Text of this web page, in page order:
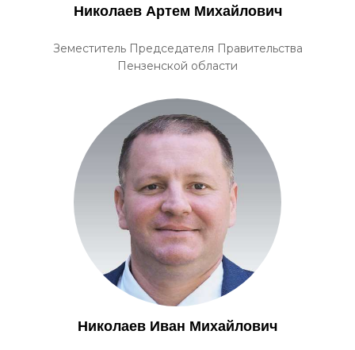
Николаев Артем Михайлович
Земеститель Председателя Правительства
Пензенской области
Николаев Иван Михайлович